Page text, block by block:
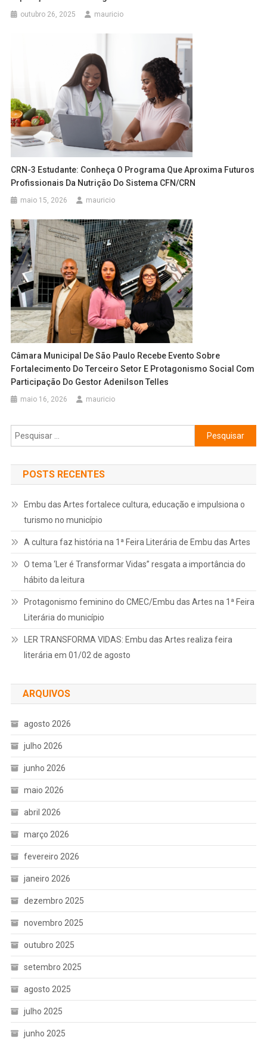
outubro 26, 2025 mauricio
CRN-3 Estudante: Conheça O Programa Que Aproxima Futuros
Profissionais Da Nutrição Do Sistema CFN/CRN
maio 15, 2026 mauricio
Câmara Municipal De São Paulo Recebe Evento Sobre
Fortalecimento Do Terceiro Setor E Protagonismo Social Com
Participação Do Gestor Adenilson Telles
maio 16, 2026 mauricio
Pesquisar
por:
POSTS RECENTES
Embu das Artes fortalece cultura, educação e impulsiona o
turismo no município
A cultura faz história na 1ª Feira Literária de Embu das Artes
O tema ‘Ler é Transformar Vidas” resgata a importância do
hábito da leitura
Protagonismo feminino do CMEC/Embu das Artes na 1ª Feira
Literária do município
LER TRANSFORMA VIDAS: Embu das Artes realiza feira
literária em 01/02 de agosto
ARQUIVOS
agosto 2026
julho 2026
junho 2026
maio 2026
abril 2026
março 2026
fevereiro 2026
janeiro 2026
dezembro 2025
novembro 2025
outubro 2025
setembro 2025
agosto 2025
julho 2025
junho 2025